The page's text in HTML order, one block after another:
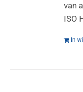
van
ISO
In